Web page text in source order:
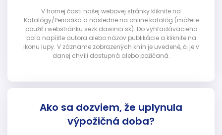
V hornej časti našej webovej stránky kliknite na
Katalógy/Periodiká a následne na online katalóg (môžete
použiť i webstránku sezk.dawinci.sk). Do vyhľadávacieho
poľa napíšte autora alebo názov publikácie a kliknite na
ikonu lupy. V zázname zobrazených kníh je uvedené, či je v
danej chvíli dostupná alebo požičaná.
Ako sa dozviem, že uplynula
výpožičná doba?